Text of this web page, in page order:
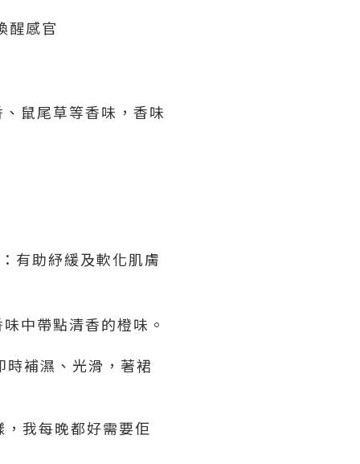
醒感官
鼠尾草等香味，香味
助紓緩及軟化肌膚
中帶點清香的橙味。
補濕、光滑，著裙
我每晚都好需要佢